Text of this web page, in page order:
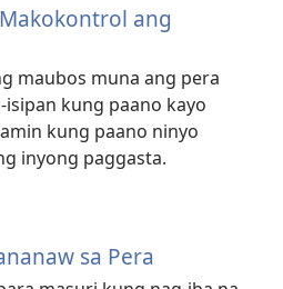
ang
maubos muna ang pera
kung paano kayo
kung paano ninyo
inyong paggasta.
sa Pera